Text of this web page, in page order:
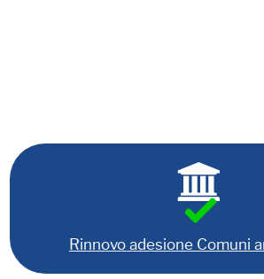
Rinnovo adesione Comuni